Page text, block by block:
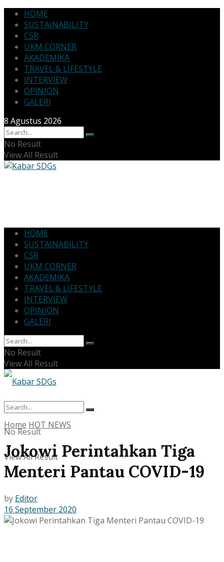
HOME
SUSTAINABILITY
CSR
UKM CORNER
AKADEMIKA
TRAVEL & LIFESTYLE
INTERVIEW
OPINION
GALERI
8 Agustus 2026
No Result
View All Result
HOME
SUSTAINABILITY
CSR
UKM CORNER
AKADEMIKA
TRAVEL & LIFESTYLE
INTERVIEW
OPINION
GALERI
No Result
View All Result
No Result
View All Result
Home HOT NEWS
Jokowi Perintahkan Tiga
Menteri Pantau COVID-19
by Editor
16 September 2020